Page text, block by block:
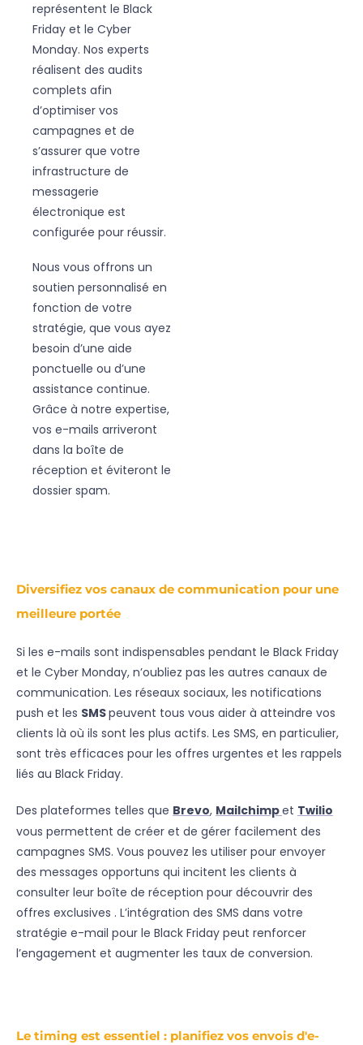
représentent le Black
Friday et le Cyber
Monday. Nos experts
réalisent des audits
complets afin
d’optimiser vos
campagnes et de
s’assurer que votre
infrastructure de
messagerie
électronique est
configurée pour réussir.
Nous vous offrons un
soutien personnalisé en
fonction de votre
stratégie, que vous ayez
besoin d’une aide
ponctuelle ou d’une
assistance continue.
Grâce à notre expertise,
vos e-mails arriveront
dans la boîte de
réception et éviteront le
dossier spam.
Diversifiez vos canaux de communication pour une
meilleure portée
Si les e-mails sont indispensables pendant le Black Friday
et le Cyber Monday, n’oubliez pas les autres canaux de
communication. Les réseaux sociaux, les notifications
push et les SMSpeuvent tous vous aider à atteindre vos
clients là où ils sont les plus actifs. Les SMS, en particulier,
sont très efficaces pour les offres urgentes et les rappels
liés au Black Friday.
Des plateformes telles que Brevo, Mailchimpet Twilio
vous permettent de créer et de gérer facilement des
campagnes SMS. Vous pouvez les utiliser pour envoyer
des messages opportuns qui incitent les clients à
consulter leur boîte de réception pour découvrir des
offres exclusives . L’intégration des SMS dans votre
stratégie e-mail pour le Black Friday peut renforcer
l’engagement et augmenter les taux de conversion.
Le timing est essentiel : planifiez vos envois d'e-